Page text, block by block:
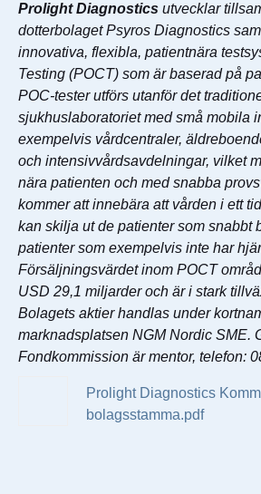
Prolight Diagnostics utvecklar
dotterbolaget Psyros Diagnostics
innovativa, flexibla, patientnära
Testing (POCT) som är baserad på
POC-tester utförs utanför det
sjukhuslaboratoriet med små mobila
exempelvis vårdcentraler,
och intensivvårdsavdelningar, vilket
nära patienten och med snabba
kommer att innebära att vården i ett
kan skilja ut de patienter som snabbt
patienter som exempelvis inte har
Försäljningsvärdet inom POCT
USD 29,1 miljarder och är i stark
Bolagets aktier handlas under
marknadsplatsen NGM Nordic SME.
Fondkommission är mentor, telefon:
Prolight Diagnostics
bolagsstamma.pdf